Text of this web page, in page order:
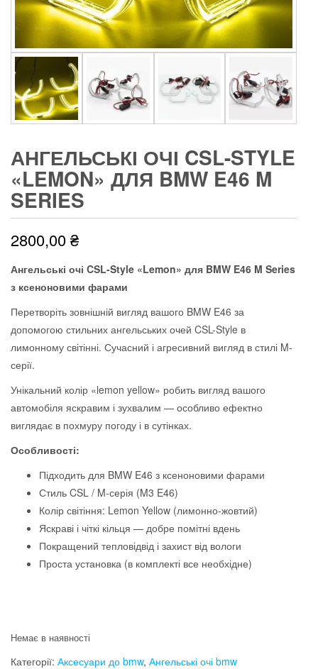
АНГЕЛЬСЬКІ ОЧІ CSL-STYLE
«LEMON» ДЛЯ BMW E46 M
SERIES
2800,00₴
Ангельські очі CSL-Style «Lemon» для BMW E46 M Series
з ксеноновими фарами
Перетворіть зовнішній вигляд вашого BMW E46 за
допомогою стильних ангельських очей CSL-Style в
лимонному світінні. Сучасний і агресивний вигляд в стилі M-
серії.
Унікальний колір «lemon yellow» робить вигляд вашого
автомобіля яскравим і зухвалим — особливо ефектно
виглядає в похмуру погоду і в сутінках.
Особливості:
Підходить для BMW E46 з ксеноновими фарами
Стиль CSL / M-серія (M3 E46)
Колір світіння: Lemon Yellow (лимонно-жовтий)
Яскраві і чіткі кільця — добре помітні вдень
Покращений тепловідвід і захист від вологи
Проста установка (в комплекті все необхідне)
Немає в наявності
Категорії: Аксесуари до bmw, Ангельські очі bmw